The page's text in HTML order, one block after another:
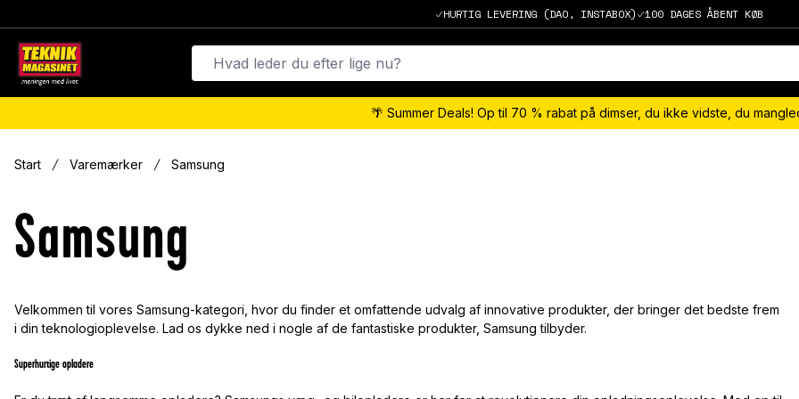
HURTIG LEVERING (DAO, INSTABOX) 100 DAGES ÅBENT KØB
🌴 Summer Deals! Op til 70 % rabat på dimser, du ikke vidste, du
Start Varemærker Samsung
Samsung
Velkommen til vores Samsung-kategori, hvor du finder et omfattende udvalg af innovative produkter, der bringer det bedste frem
i din teknologioplevelse. Lad os dykke ned i nogle af de fantastiske produkter, Samsung tilbyder.
Superhurtige opladere